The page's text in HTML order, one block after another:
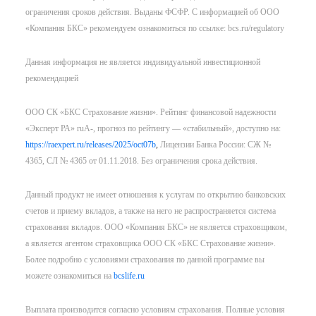
ограничения сроков действия. Выданы ФСФР. С информацией об ООО
«Компания БКС» рекомендуем ознакомиться по ссылке: bcs.ru/regulatory
Данная информация не является индивидуальной инвестиционной
рекомендацией
ООО СК «БКС Страхование жизни». Рейтинг финансовой надежности
«Эксперт РА» ruA-, прогноз по рейтингу — «стабильный», доступно на:
https://raexpert.ru/releases/2025/oct07b, Лицензии Банка России: СЖ №
4365, СЛ № 4365 от 01.11.2018. Без ограничения срока действия.
Данный продукт не имеет отношения к услугам по открытию банковских
счетов и приему вкладов, а также на него не распространяется система
страхования вкладов. ООО «Компания БКС» не является страховщиком,
а является агентом страховщика ООО СК «БКС Страхование жизни».
Более подробно с условиями страхования по данной программе вы
можете ознакомиться на bcslife.ru
Выплата производится согласно условиям страхования. Полные условия